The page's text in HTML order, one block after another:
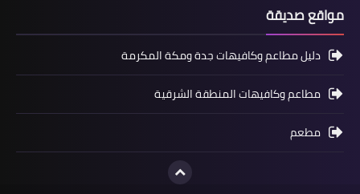
مواقع صديقة
دليل مطاعم وكافيهات جدة ومكة المكرمة
مطاعم وكافيهات المنطقة الشرقية
مطعم